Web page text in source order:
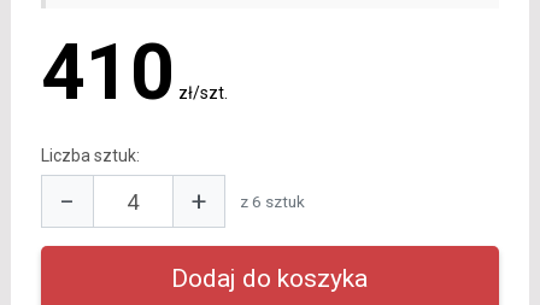
410 zł/szt.
Liczba sztuk:
− + z 6 sztuk